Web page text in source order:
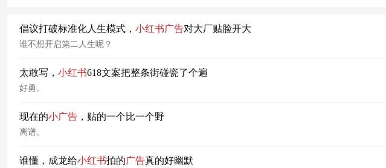
倡议打破标准化人生模式， 小红书广告对大厂贴脸开大
谁不想开启第二人生呢？
太敢写， 小红书618文案把整条街碰瓷了个遍
好勇。
现在的小广告 ，贴的一个比一个野
离谱。
谁懂，成龙给小红书拍的广告真的好幽默